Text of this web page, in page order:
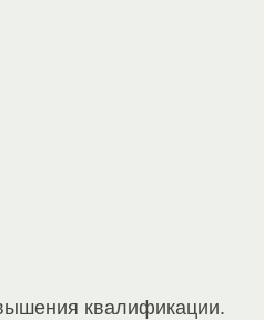
квалификации.